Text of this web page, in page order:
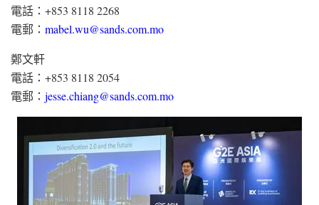
電話：+853 8118 2268
電郵： mabel.wu@sands.com.mo
鄭文軒
電話：+853 8118 2054
電郵： jesse.chiang@sands.com.mo